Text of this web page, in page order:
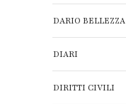
DARIO BELLEZZA
DIARI
DIRITTI CIVILI